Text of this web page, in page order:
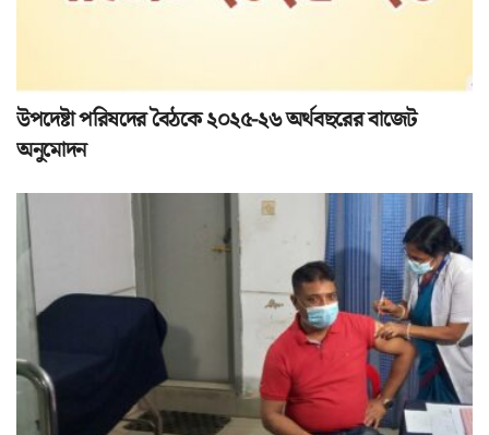
উপদেষ্টা পরিষদের বৈঠকে ২০২৫-২৬ অর্থবছরের বাজেট
অনুমোদন